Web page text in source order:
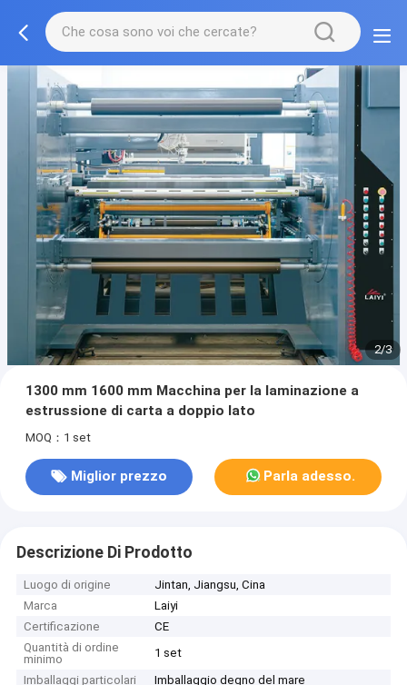
2/3
1300 mm 1600 mm Macchina per la laminazione a
estrussione di carta a doppio lato
MOQ：1 set
Miglior prezzo Parla adesso.
Descrizione Di Prodotto
Luogo di origine
Jintan, Jiangsu, Cina
Marca
Laiyi
Certificazione
CE
Quantità di ordine
minimo
1 set
Imballaggi particolari
Imballaggio degno del mare